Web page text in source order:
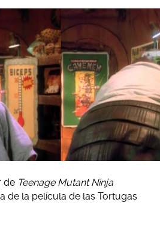
de Teenage Mutant Ninja
de la película de las Tortugas